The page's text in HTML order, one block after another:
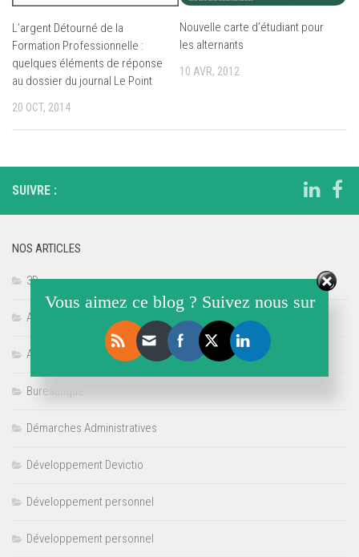
L’argent Détourné de la
Formation Professionnelle :
quelques éléments de réponse
au dossier du journal Le Point
20 OCT, 2014
Nouvelle carte d’étudiant pour
les alternants
10 AVR, 2012
SUIVRE :
NOS ARTICLES
3D
Accès à la Formation
Actualités économiques
Bureautique
Démarches Administratives
Développement Devictio
Développement personnel
Développement personnel
Vous aimez ce blog ? Suivez nous sur